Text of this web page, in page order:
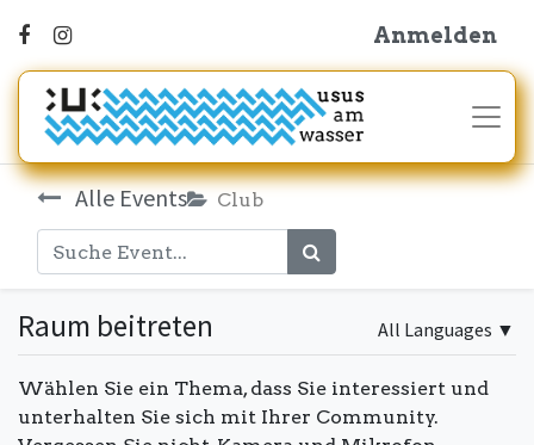
Anmelden
Alle Events Club
Raum beitreten All Languages ▼
Wählen Sie ein Thema, dass Sie interessiert und
unterhalten Sie sich mit Ihrer Community.